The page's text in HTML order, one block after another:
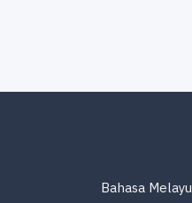
Bahasa Melayu